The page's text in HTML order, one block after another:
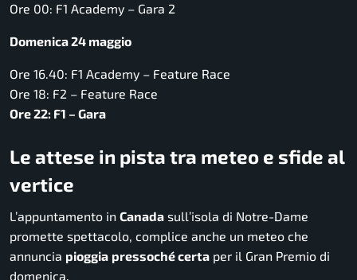
Ore 00: F1 Academy – Gara 2
Domenica 24 maggio
Ore 16.40: F1 Academy – Feature Race
Ore 18: F2 – Feature Race
Ore 22: F1 – Gara
Le attese in pista tra meteo e sfide al
vertice
L’appuntamento in Canada sull’isola di Notre-Dame
promette spettacolo, complice anche un meteo che
annuncia pioggia pressoché certa per il Gran Premio di
domenica.